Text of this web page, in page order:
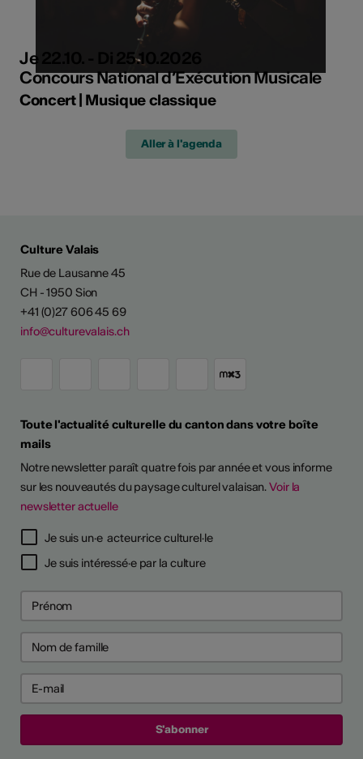
Je 22.10. - Di 25.10.2026
Concours National d’Exécution Musicale
Concert | Musique classique
Aller à l'agenda
Culture Valais
Rue de Lausanne 45
CH - 1950 Sion
+41 (0)27 606 45 69
info@culturevalais.ch
Toute l'actualité culturelle du canton dans votre boîte
mails
Notre newsletter paraît quatre fois par année et vous informe
sur les nouveautés du paysage culturel valaisan.Voir la
newsletter actuelle
Je suis un·e acteur·rice culturel·le
Je suis intéressé·e par la culture